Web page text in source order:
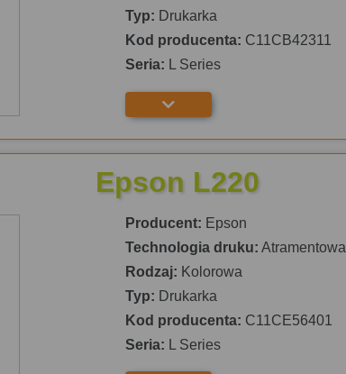
Typ: Drukarka
Kod producenta: C11CB42311
Seria: L Series
Epson L220
Producent: Epson
Technologia druku: Atramentowa
Rodzaj: Kolorowa
Typ: Drukarka
Kod producenta: C11CE56401
Seria: L Series